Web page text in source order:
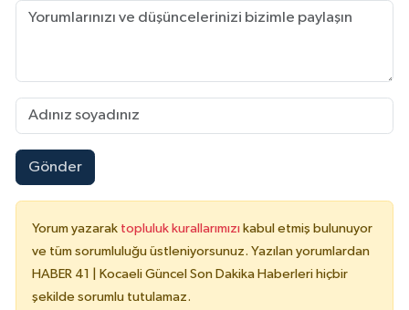
Gönder
Yorum yazarak topluluk kurallarımızı kabul etmiş bulunuyor
ve tüm sorumluluğu üstleniyorsunuz. Yazılan yorumlardan
HABER 41 | Kocaeli Güncel Son Dakika Haberleri hiçbir
şekilde sorumlu tutulamaz.